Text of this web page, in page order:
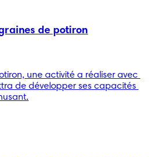
de potiron
une activité a réaliser avec
de développer ses capacités